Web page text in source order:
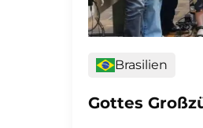
Brasilien
Gottes